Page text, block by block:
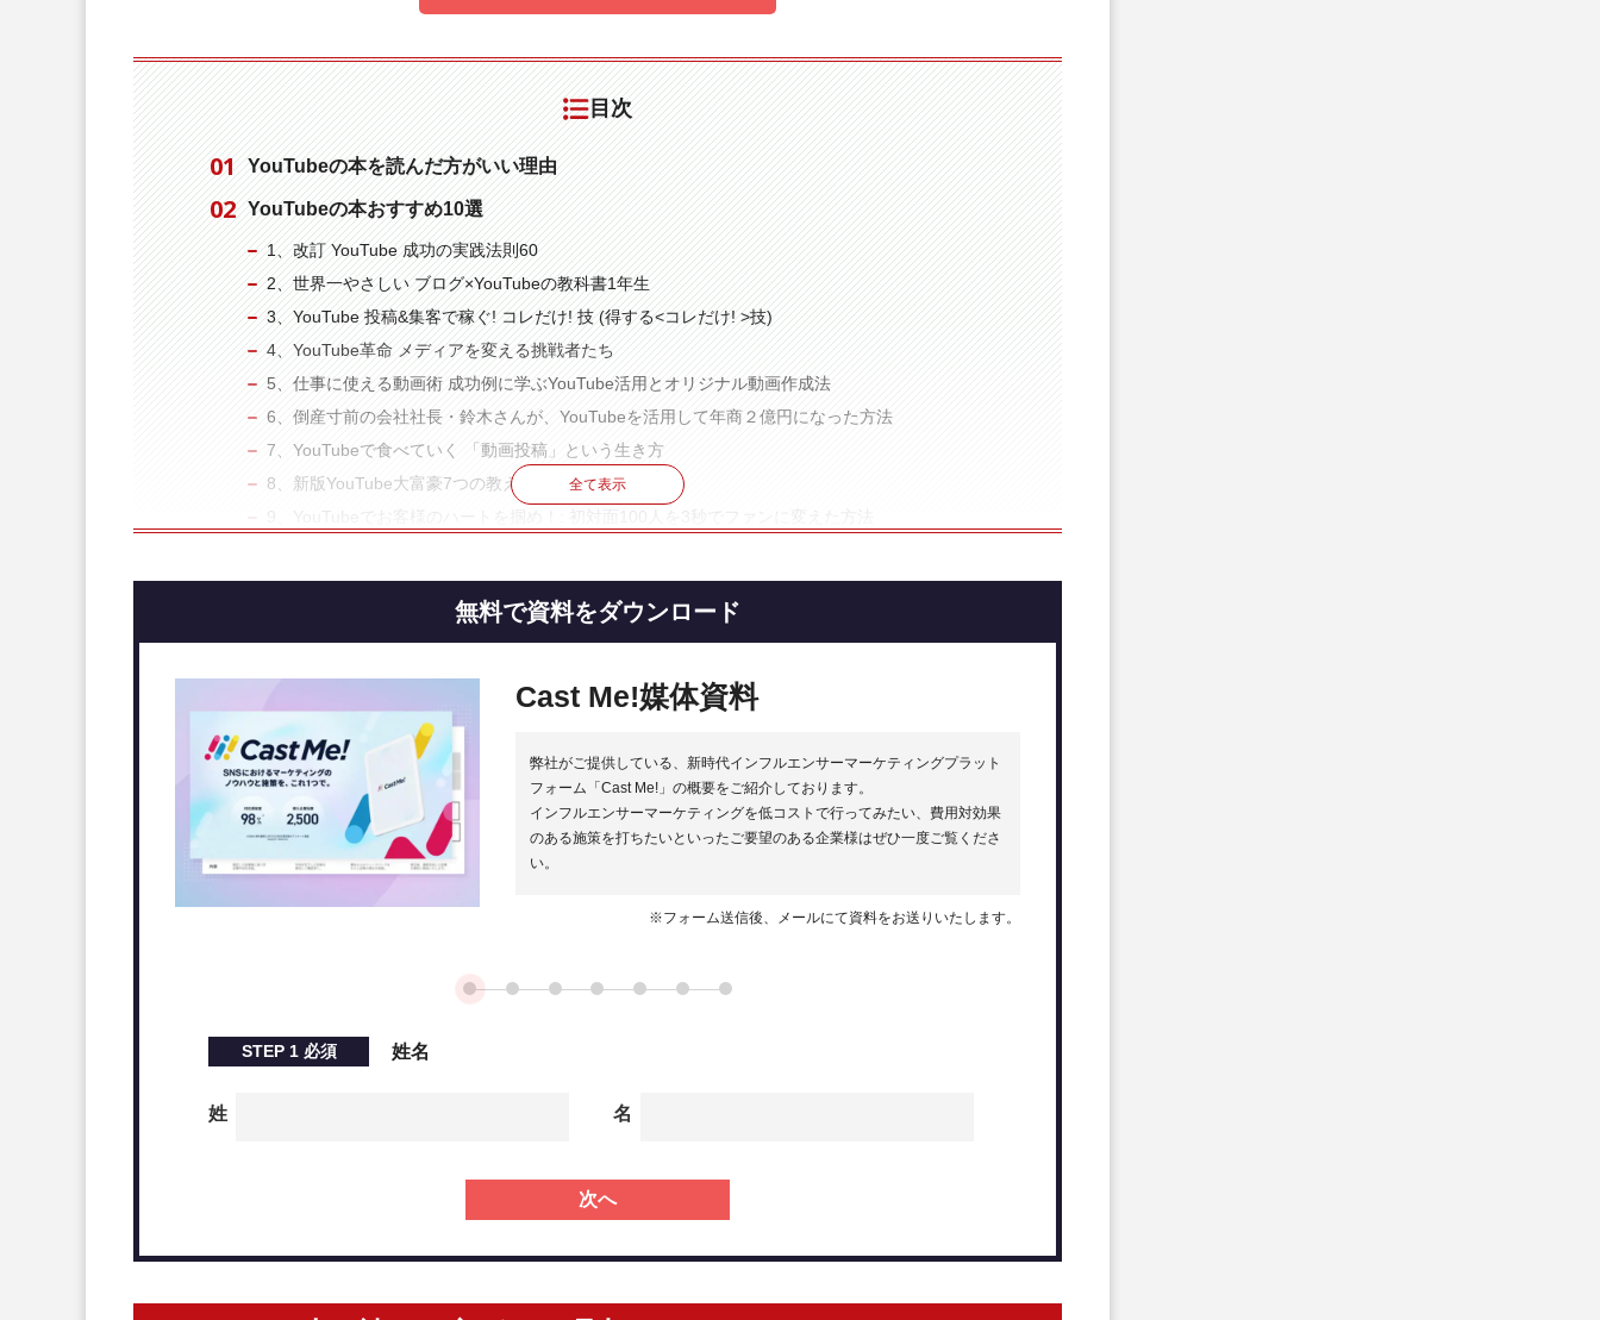
目次
YouTubeの本を読んだ方がいい理由
YouTubeの本おすすめ10選
1、改訂 YouTube 成功の実践法則60
2、世界一やさしい ブログ×YouTubeの教科書1年生
3、YouTube 投稿&集客で稼ぐ! コレだけ! 技 (得する<コレだけ! >技)
4、YouTube革命 メディアを変える挑戦者たち
5、仕事に使える動画術 成功例に学ぶYouTube活用とオリジナル動画作成法
6、倒産寸前の会社社長・鈴木さんが、YouTubeを活用して年商２億円になった方法
7、YouTubeで食べていく 「動画投稿」という生き方
8、新版YouTube大富豪7つの教え
9、YouTubeでお客様のハートを掴め！: 初対面100人を3秒でファンに変えた方法
YouTuberの影響力の凄さ
マーケティング的にも今後動画のチャネルニーズはもっと増えていく
まとめ：YouTubeの本を読んで動画マーケティングを実践してみよう！
全て表示
無料で資料をダウンロード
Cast Me!媒体資料
弊社がご提供している、新時代インフルエンサーマーケティングプラット
フォーム「Cast Me!」の概要をご紹介しております。
インフルエンサーマーケティングを低コストで行ってみたい、費用対効果
のある施策を打ちたいといったご要望のある企業様はぜひ一度ご覧くださ
い。
※フォーム送信後、メールにて資料をお送りいたします。
STEP 1 必須 姓名
姓 名
次へ